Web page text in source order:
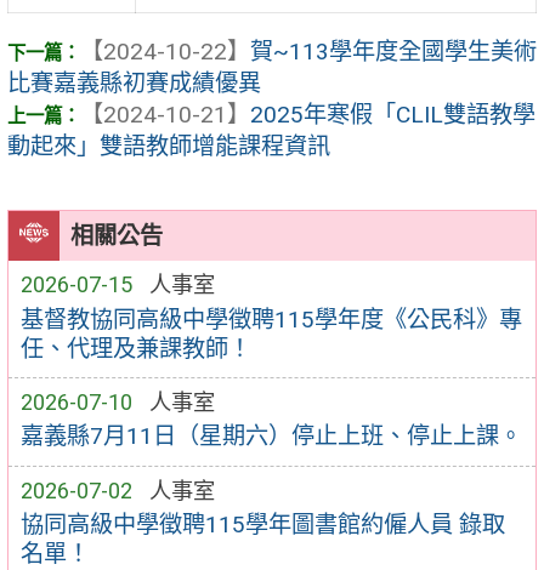
相關公告
2026-07-15 人事室
基督教協同高級中學徵聘115學年度《公民科》專
任、代理及兼課教師！
2026-07-10 人事室
嘉義縣7月11日（星期六）停止上班、停止上課。
2026-07-02 人事室
協同高級中學徵聘115學年圖書館約僱人員 錄取
名單！
【2024-10-22】 賀~113學年度全國學生美術
比賽嘉義縣初賽成績優異
【2024-10-21】 2025年寒假「CLIL雙語教學
動起來」雙語教師增能課程資訊